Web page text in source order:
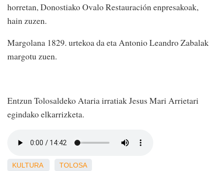
horretan, Donostiako Ovalo Restauración enpresakoak,
hain zuzen.
Margolana 1829. urtekoa da eta Antonio Leandro Zabalak
margotu zuen.
Entzun Tolosaldeko Ataria irratiak Jesus Mari Arrietari
egindako elkarrizketa.
KULTURA TOLOSA